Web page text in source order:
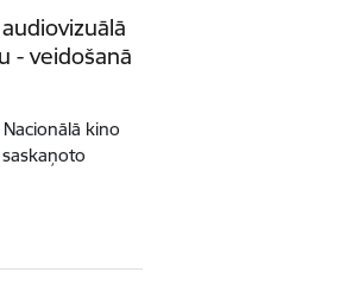
- veidošanā
kino